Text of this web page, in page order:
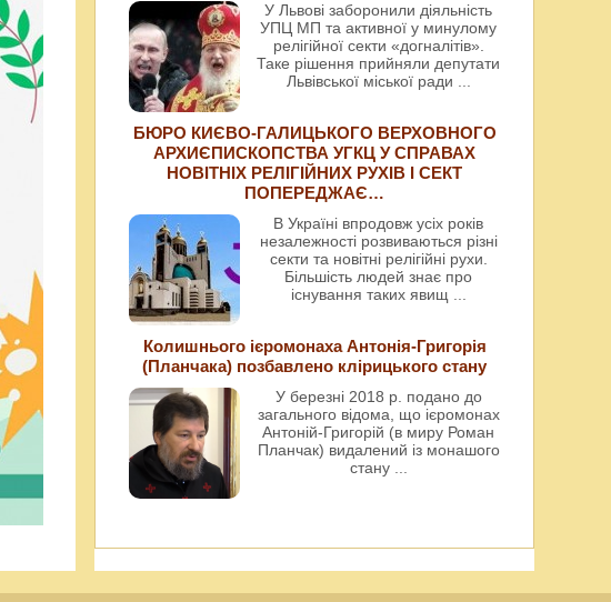
У Львові заборонили діяльність
УПЦ МП та активної у минулому
релігійної секти «догналітів».
Таке рішення прийняли депутати
Львівської міської ради
БЮРО КИЄВО-ГАЛИЦЬКОГО ВЕРХОВНОГО
АРХИЄПИСКОПСТВА УГКЦ У СПРАВАХ
НОВІТНІХ РЕЛІГІЙНИХ РУХІВ І СЕКТ
ПОПЕРЕДЖАЄ…
В Україні впродовж усіх років
незалежності розвиваються різні
секти та новітні релігійні рухи.
Більшість людей знає про
існування таких явищ
Колишнього ієромонаха Антонія-Григорія
(Планчака) позбавлено клірицького стану
У березні 2018 р. подано до
загального відома, що ієромонах
Антоній-Григорій (в миру Роман
Планчак) видалений із монашого
стану